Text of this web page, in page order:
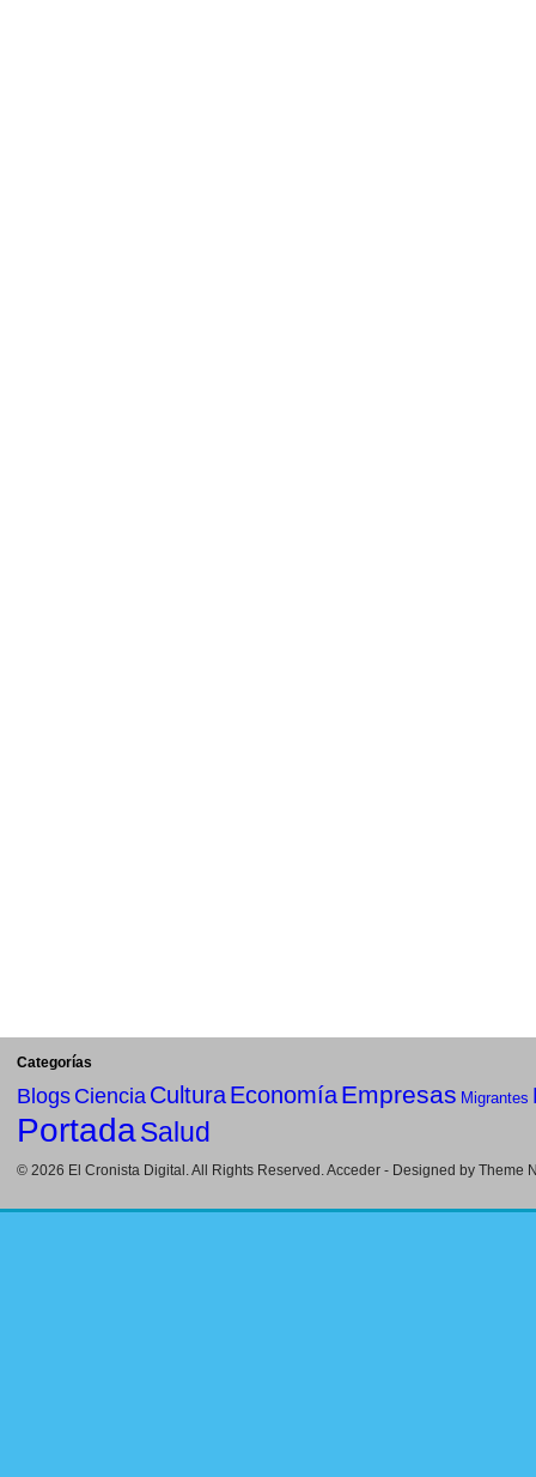
Categorías
BlogsCiencia CulturaEconomíaEmpresas Migrantes
PortadaSalud
© 2026 El Cronista Digital . All Rights Reserved.Acceder - Designed by Theme